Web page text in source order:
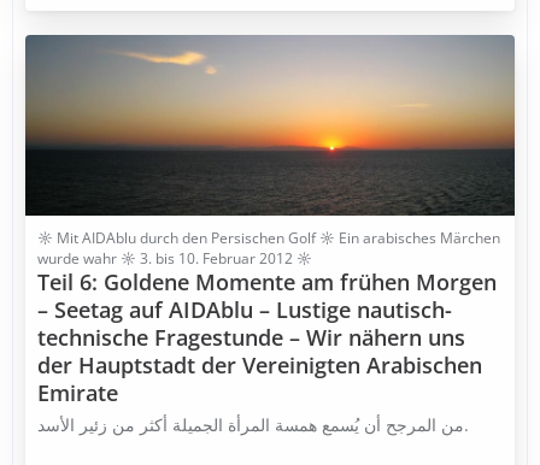
☼ Mit AIDAblu durch den Persischen Golf ☼ Ein arabisches Märchen
wurde wahr ☼ 3. bis 10. Februar 2012 ☼
Teil 6: Goldene Momente am frühen Morgen
– Seetag auf AIDAblu – Lustige nautisch-
technische Fragestunde – Wir nähern uns
der Hauptstadt der Vereinigten Arabischen
Emirate
من المرجح أن يُسمع همسة المرأة الجميلة أكثر من زئير الأسد.